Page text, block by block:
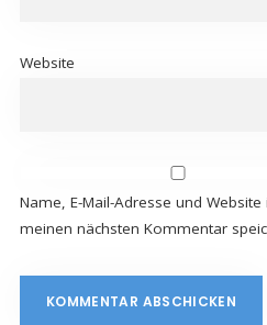
Website
Name, E-Mail-Adresse und
meinen nächsten Kommentar